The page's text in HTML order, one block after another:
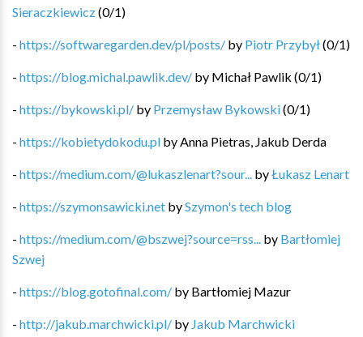
Sieraczkiewicz(0/1)
- https://softwaregarden.dev/pl/posts/ by Piotr Przybył(0/1)
- https://blog.michal.pawlik.dev/ by Michał Pawlik (0/1)
- https://bykowski.pl/ by Przemysław Bykowski(0/1)
- https://kobietydokodu.pl by Anna Pietras, Jakub Derda
- https://medium.com/@lukaszlenart?sour... byŁukasz Lenart
- https://szymonsawicki.net bySzymon's tech blog
- https://medium.com/@bszwej?source=rss... by Bartłomiej
Szwej
- https://blog.gotofinal.com/ by Bartłomiej Mazur
- http://jakub.marchwicki.pl/ by Jakub Marchwicki